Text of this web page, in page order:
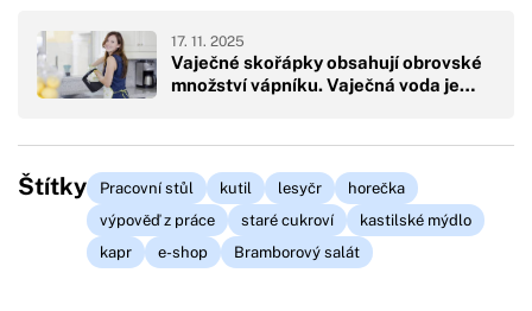
Vaječné skořápky obsahují obrovské
množství vápníku. Vaječná voda je…
17. 11. 2025
Štítky Pracovní stůl kutil lesyčr
horečka
výpověď z práce
staré cukroví
kastilské mýdlo
kapr
e-shop Bramborový salát